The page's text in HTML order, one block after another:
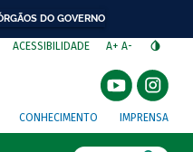
DO GOVERNO
ACESSIBILIDADE A+ A-
CONHECIMENTO IMPRENSA